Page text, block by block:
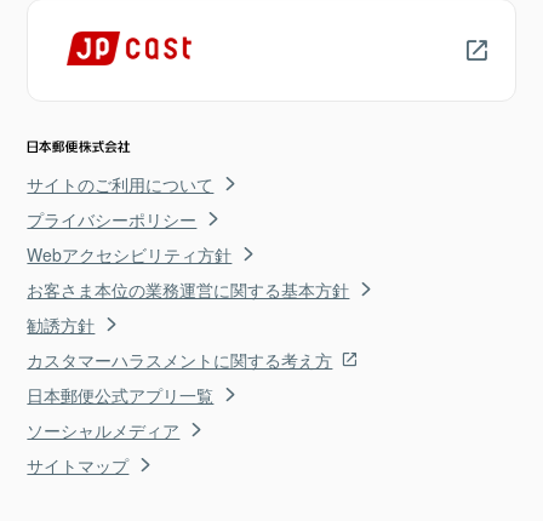
サイトのご利用について
プライバシーポリシー
Webアクセシビリティ方針
お客さま本位の業務運営に関する基本方針
勧誘方針
カスタマーハラスメントに関する考え方
日本郵便公式アプリ一覧
ソーシャルメディア
サイトマップ